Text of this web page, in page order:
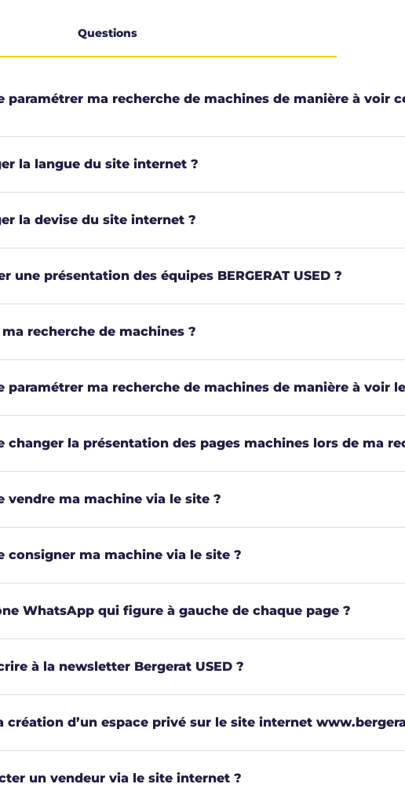
Questions
paramétrer ma recherche de machines de manière à voir
la langue du site internet ?
la devise du site internet ?
une présentation des équipes BERGERAT USED ?
recherche de machines ?
paramétrer ma recherche de machines de manière à voir
changer la présentation des pages machines lors de ma
vendre ma machine via le site ?
consigner ma machine via le site ?
WhatsApp qui figure à gauche de chaque page ?
à la newsletter Bergerat USED ?
création d’un espace privé sur le site internet
un vendeur via le site internet ?